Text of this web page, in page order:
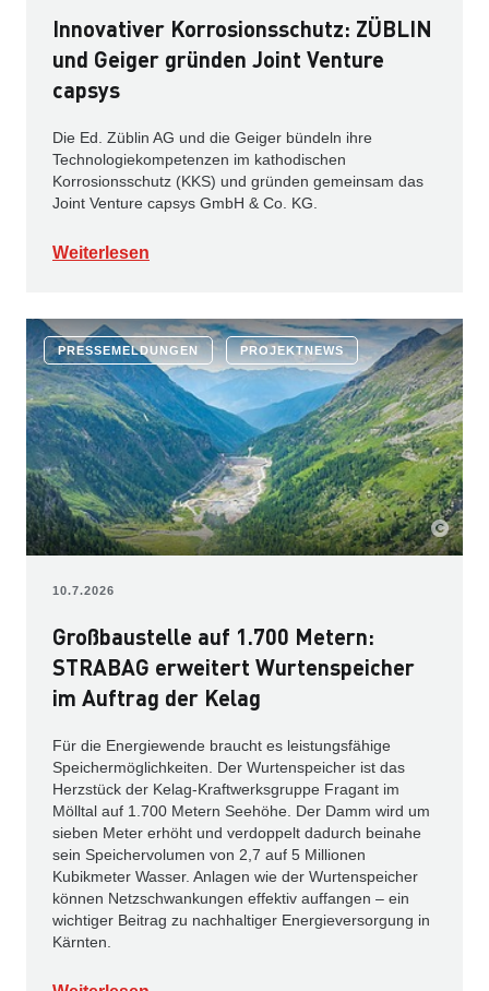
Innovativer Korrosionsschutz: ZÜBLIN
und Geiger gründen Joint Venture
capsys
Die Ed. Züblin AG und die Geiger bündeln ihre
Technologiekompetenzen im kathodischen
Korrosionsschutz (KKS) und gründen gemeinsam das
Joint Venture capsys GmbH & Co. KG.
Weiterlesen
PRESSEMELDUNGEN PROJEKTNEWS
10.7.2026
Großbaustelle auf 1.700 Metern:
STRABAG erweitert Wurtenspeicher
im Auftrag der Kelag
Für die Energiewende braucht es leistungsfähige
Speichermöglichkeiten. Der Wurtenspeicher ist das
Herzstück der Kelag-Kraftwerks­gruppe Fragant im
Mölltal auf 1.700 Metern Seehöhe. Der Damm wird um
sieben Meter erhöht und verdoppelt dadurch beinahe
sein Spei­chervolumen von 2,7 auf 5 Millionen
Kubikmeter Wasser. Anlagen wie der Wurtenspeicher
können Netzschwankungen effektiv auffangen – ein
wichtiger Beitrag zu nachhaltiger Energieversorgung in
Kärnten.